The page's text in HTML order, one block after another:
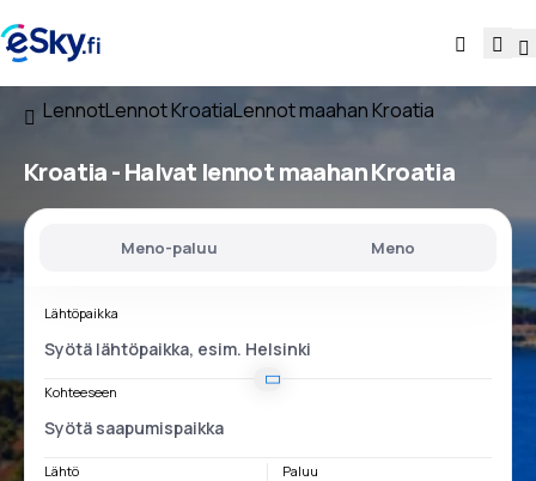
LennotLennot KroatiaLennot maahan Kroatia
Kroatia - Halvat lennot maahan Kroatia
Meno-paluu Meno
Lähtöpaikka
Kohteeseen
Lähtö Paluu